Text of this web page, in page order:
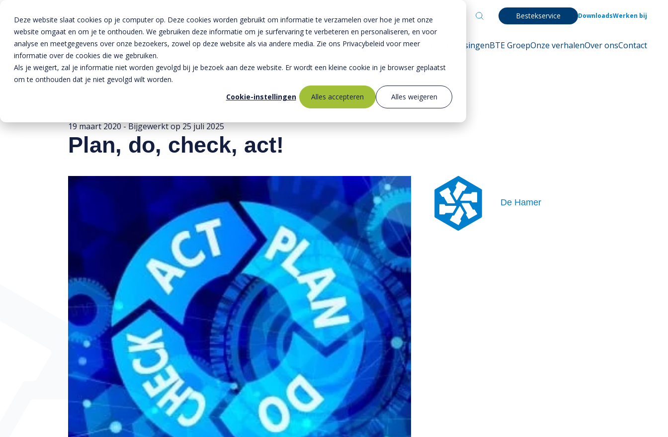
Deze website slaat cookies op je computer op. Deze cookies worden gebruikt om informatie te verzamelen over hoe je met onze
website omgaat en om je te onthouden. We gebruiken deze informatie om je surfervaring te verbeteren en personaliseren, en voor
analyse en meetgegevens over onze bezoekers, zowel op deze website als via andere media. Zie ons Privacybeleid voor meer
informatie over de cookies die we gebruiken.
Als je weigert, zal je informatie niet worden gevolgd bij je bezoek aan deze website. Er wordt een kleine cookie in je browser geplaatst
om te onthouden dat je niet gevolgd wilt worden.
Cookie-instellingen
Alles accepteren Alles weigeren
Bestekservice DownloadsWerken bij
Producten OplossingenBTE GroepOnze verhalenOver onsContact
Home » Nieuws » Plan, do, check, act!
19 maart 2020- Bijgewerkt op25 juli 2025
Plan, do, check, act!
De Hamer